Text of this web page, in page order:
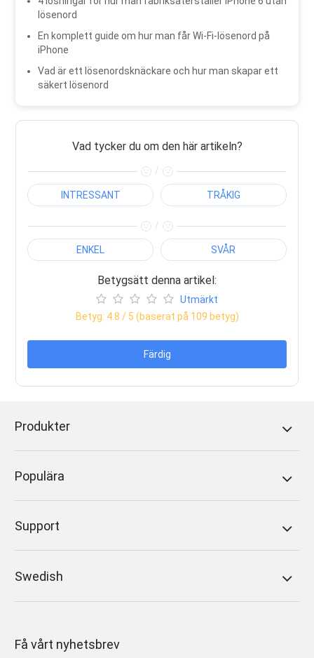
lösenord
En komplett guide om hur man får Wi-Fi-lösenord på
iPhone
Vad är ett lösenordsknäckare och hur man skapar ett
säkert lösenord
Vad tycker du om den här artikeln?
/
INTRESSANT TRÅKIG
/
ENKEL SVÅR
Betygsätt denna artikel:
Utmärkt
Betyg: 4.8 / 5 (baserat på 109 betyg)
Färdig
Produkter
Populära
Support
Swedish
Få vårt nyhetsbrev